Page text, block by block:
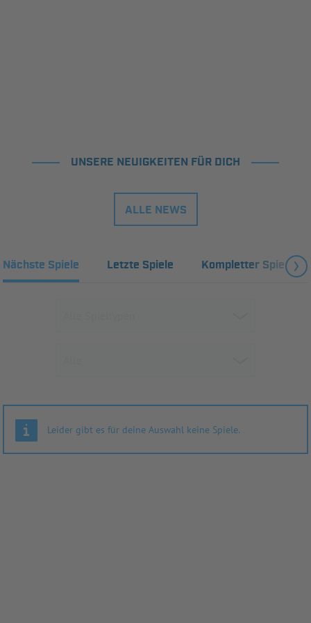
UNSERE NEUIGKEITEN FÜR DICH
ALLE NEWS
Nächste Spiele Letzte Spiele Kompletter Spielplan
Leider gibt es für deine Auswahl keine Spiele.